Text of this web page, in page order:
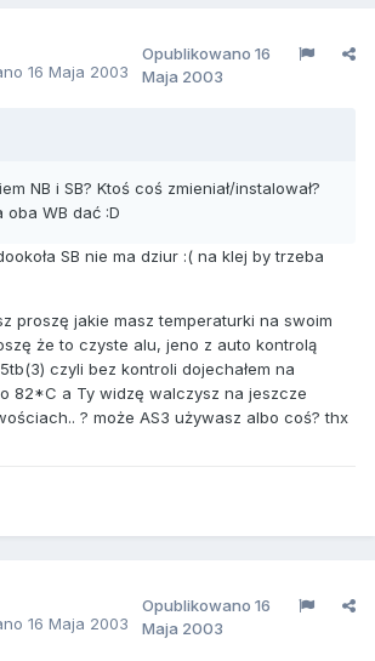
16 Maja 2003
Opublikowano 16
Maja 2003
NB i SB? Ktoś coś zmieniał/instalował?
oba WB dać :D
SB nie ma dziur :( na klej by trzeba
proszę jakie masz temperaturki na swoim
że to czyste alu, jeno z auto kontrolą
czyli bez kontroli dojechałem na
82*C a Ty widzę walczysz na jeszcze
? może AS3 używasz albo coś? thx
16 Maja 2003
Opublikowano 16
Maja 2003